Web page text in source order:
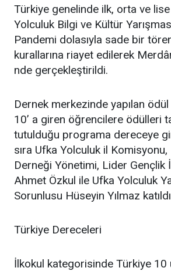
Türkiye genelinde ilk, orta ve lise
Yolculuk Bilgi ve Kültür
Pandemi dolasıyla sade bir
kurallarına riayet edilerek
nde gerçekleştirildi.
Dernek merkezinde yapılan
10’ a giren öğrencilere ödülleri
tutulduğu programa dereceye
sıra Ufka Yolculuk il
Derneği Yönetimi, Lider Gençlik
Ahmet Özkul ile Ufka Yolculuk
Sorunlusu Hüseyin Yılmaz
Türkiye Dereceleri
İlkokul kategorisinde Türkiye